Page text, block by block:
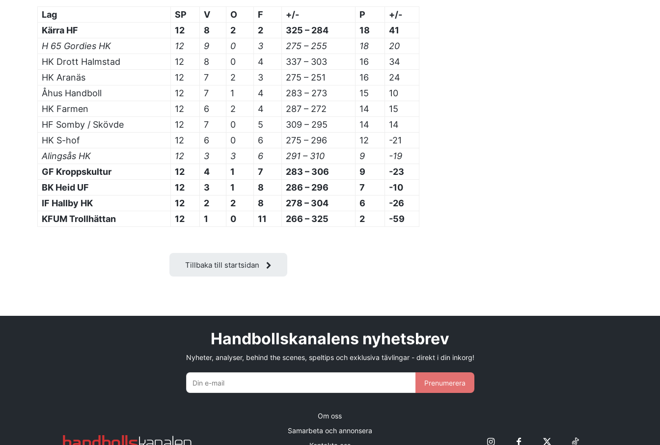
Lag SP V O F +/- P
+/-
Kärra HF
12 8 2 2 325 – 284 18
41
H 65 Gordies HK
12 9 0 3 275 – 255 18
20
HK Drott Halmstad
12 8 0 4 337 – 303 16
34
HK Aranäs
12 7 2 3 275 – 251 16
24
Åhus Handboll
12 7 1 4 283 – 273 15
10
HK Farmen
12 6 2 4 287 – 272 14
15
HF Somby / Skövde
12 7 0 5 309 – 295 14
14
HK S-hof
12 6 0 6 275 – 296 12
-21
Alingsås HK
12 3 3 6 291 – 310 9
-19
GF Kroppskultur
12 4 1 7 283 – 306 9
-23
BK Heid UF
12 3 1 8 286 – 296 7
-10
IF Hallby HK
12 2 2 8 278 – 304 6
-26
KFUM Trollhättan
12 1 0 11 266 – 325 2 -59
Tillbaka till startsidan
Handbollskanalens nyhetsbrev
Nyheter, analyser, behind the scenes, speltips och exklusiva tävlingar - direkt i din inkorg!
Prenumerera
Om oss
Samarbeta och annonsera